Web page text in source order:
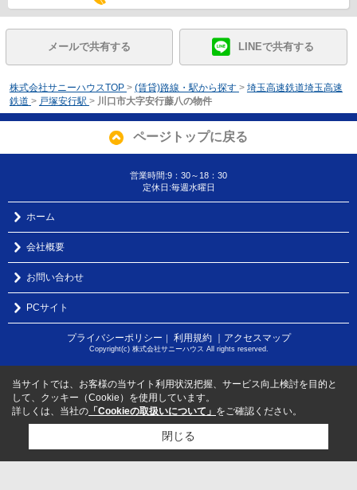
メールで共有する LINEで共有する
株式会社サニーハウスTOP > (賃貸)路線・駅から探す > 埼玉高速鉄道埼玉高速
鉄道 > 戸塚安行駅 > 川口市大字安行藤八の物件
ページトップに戻る
営業時間:9：30～18：30
定休日:毎週水曜日
ホーム
会社概要
お問い合わせ
PCサイト
プライバシーポリシー ｜ 利用規約 ｜アクセスマップ
Copyright(c) 株式会社サニーハウス All rights reserved.
当サイトでは、お客様の当サイト利用状況把握、サービス向上検討を目的と
して、クッキー（Cookie）を使用しています。
詳しくは、当社の 「Cookieの取扱いについて」 をご確認ください。
閉じる